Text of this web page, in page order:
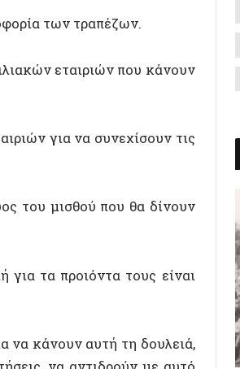
αντιδρούν με αυτό
μία χώρα να έχει
να καλύψει με
να βασιζόμαστε
Σοβιετική